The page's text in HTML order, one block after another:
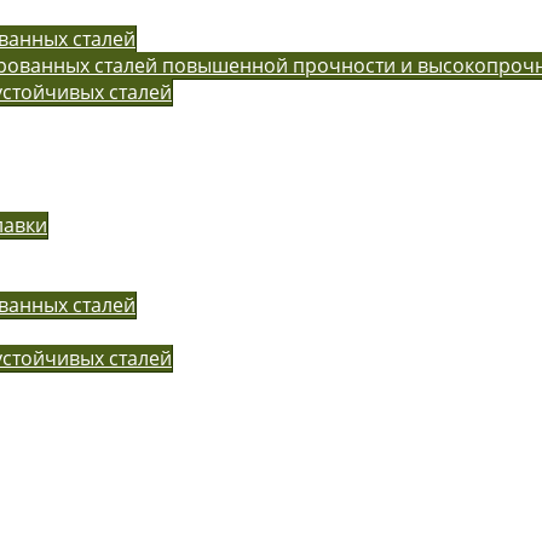
сталей
сталей повышенной прочности и
сталей
сталей
сталей